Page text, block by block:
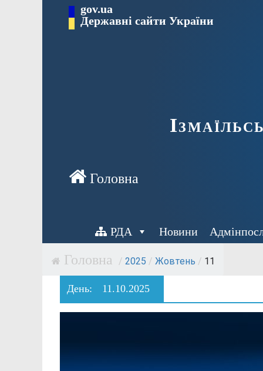
gov.ua
Державні сайти України
РДА Новини
/ 2025 / Жовтень / 11
День: 11.10.2025